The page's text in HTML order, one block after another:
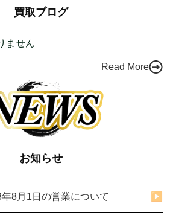
買取ブログ
ません
Read More
お知らせ
8月1日の営業について ▶